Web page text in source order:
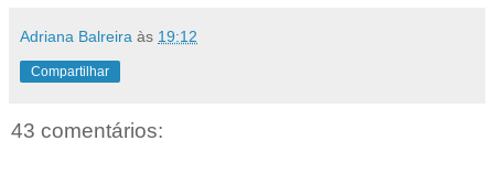
Adriana Balreira às 19:12
Compartilhar
43 comentários: